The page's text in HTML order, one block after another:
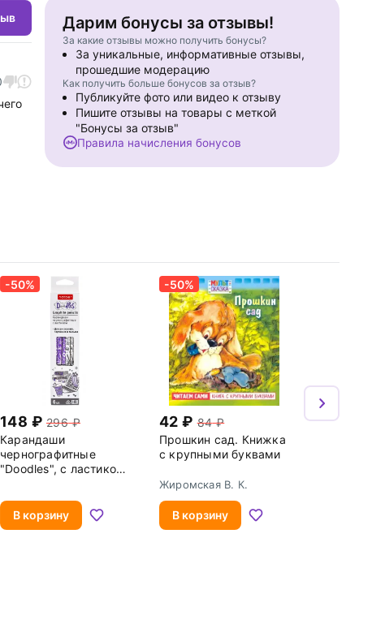
Дарим бонусы за отзывы!
За какие отзывы можно получить бонусы?
За уникальные, информативные отзывы,
прошедшие модерацию
Как получить больше бонусов за отзыв?
Публикуйте фото или видео к отзыву
Пишите отзывы на товары с меткой
"Бонусы за отзыв"
Правила начисления бонусов
-50%
148
296
Карандаши
чернографитные
"Doodles", с ластиком,
В корзину
-50%
42
84
Прошкин сад. Книжка
с крупными буквами
Жиромская В. К.
В корзину